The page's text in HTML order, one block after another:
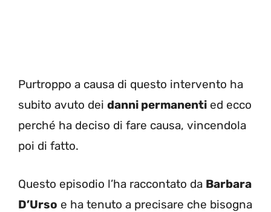
Purtroppo a causa di questo intervento ha
subito avuto dei danni permanenti ed ecco
perché ha deciso di fare causa, vincendola
poi di fatto.
Questo episodio l’ha raccontato da Barbara
D’Urso e ha tenuto a precisare che bisogna